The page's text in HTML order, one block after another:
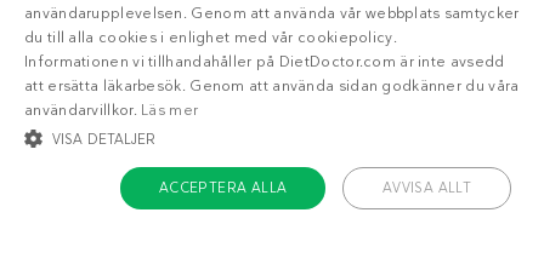
Få tillgång till din läckrapersonliga
veckomenymed Diet Doctor Plus!
Trött på att räkna
kalorier?
användarupplevelsen. Genom att använda vår webbplats samtycker
du till alla cookies i enlighet med vår cookiepolicy.
Informationen vi tillhandahåller på DietDoctor.com är inte avsedd
att ersätta läkarbesök. Genom att använda sidan godkänner du våra
användarvillkor. Läs mer
VISA DETALJER
ACCEPTERA ALLA AVVISA ALLT